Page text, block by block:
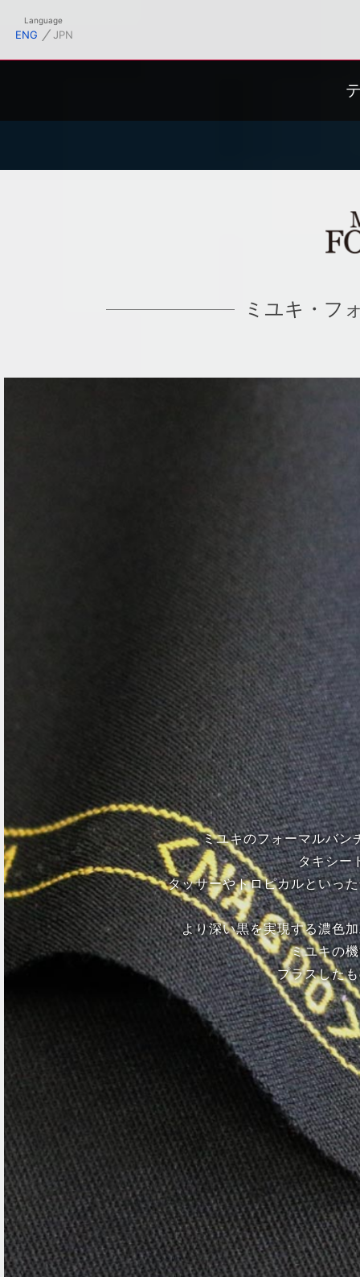
Language
ENG ⁄ JPN
ィシャルサイト
ミユキ・フ
ミユキのフォーマルバン
タキシー
タッサーやトロピカルといっ
より深い黒を実現する濃色
ミユキの
プラスした